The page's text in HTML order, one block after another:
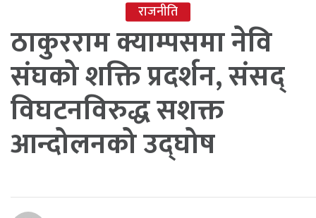
राजनीति
ठाकुरराम क्याम्पसमा नेवि
संघको शक्ति प्रदर्शन, संसद्
विघटनविरुद्ध सशक्त
आन्दोलनको उद्घोष